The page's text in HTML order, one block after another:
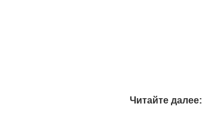
Читайте далее: